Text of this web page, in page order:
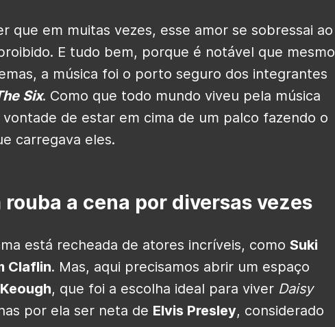
que em muitas vezes, esse amor se sobressai ao
E tudo bem, porque é notável que mesmo
a música foi o porto seguro dos integrantes
Six. Como que todo mundo viveu pela música
de estar em cima de um palco fazendo o
carregava eles.
rouba a cena por diversas vezes
está recheada de atores incríveis, como Suki
Claflin. Mas, aqui precisamos abrir um espaço
, que foi a escolha ideal para viver Daisy
por ela ser neta de Elvis Presley, considerado